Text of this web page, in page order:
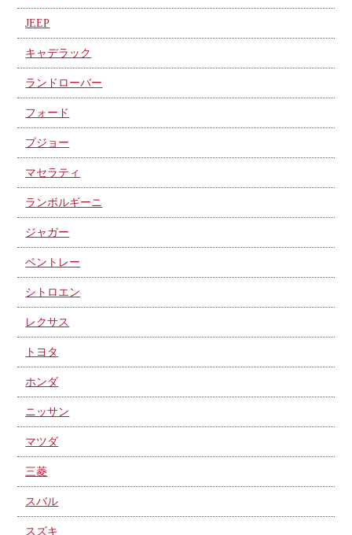
JEEP
キャデラック
ランドローバー
フォード
プジョー
マセラティ
ランボルギーニ
ジャガー
ベントレー
シトロエン
レクサス
トヨタ
ホンダ
ニッサン
マツダ
三菱
スバル
スズキ